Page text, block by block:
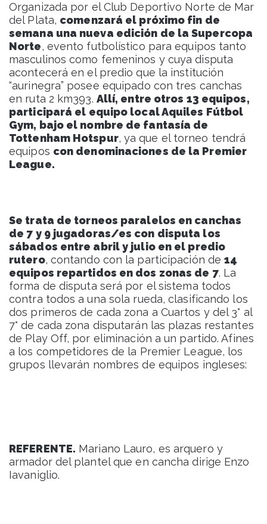
Organizada por el Club Deportivo Norte de Mar
del Plata, comenzará el próximo fin de
semana una nueva edición de la Supercopa
Norte, evento futbolístico para equipos tanto
masculinos como femeninos y cuya disputa
acontecerá en el predio que la institución
“aurinegra” posee equipado con tres canchas
en ruta 2 km393. Allí, entre otros 13 equipos,
participará el equipo local Aquiles Fútbol
Gym, bajo el nombre de fantasía de
Tottenham Hotspur, ya que el torneo tendrá
equipos con denominaciones de la Premier
League.
Se trata de torneos paralelos en canchas
de 7 y 9 jugadoras/es con disputa los
sábados entre abril y julio en el predio
rutero, contando con la participación de14
equipos repartidos en dos zonas de 7. La
forma de disputa será por el sistema todos
contra todos a una sola rueda, clasificando los
dos primeros de cada zona a Cuartos y del 3° al
7° de cada zona disputarán las plazas restantes
de Play Off, por eliminación a un partido. Afines
a los competidores de la Premier League, los
grupos llevarán nombres de equipos ingleses:
REFERENTE. Mariano Lauro, es arquero y
armador del plantel que en cancha dirige Enzo
Iavaniglio.